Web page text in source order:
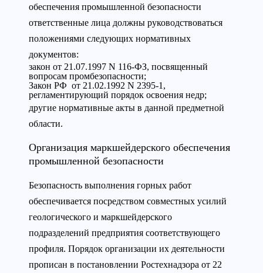
обеспечения промышленной безопасности
ответственные лица должны руководствоваться
положениями следующих нормативных
документов:
закон от 21.07.1997 N 116-ФЗ, посвященный
вопросам промбезопасности;
Закон РФ от 21.02.1992 N 2395-1,
регламентирующий порядок освоения недр;
другие нормативные акты в данной предметной
области.
Организация маркшейдерского обеспечения
промышленной безопасности
Безопасность выполнения горных работ
обеспечивается посредством совместных усилий
геологического и маркшейдерского
подразделений предприятия соответствующего
профиля. Порядок организации их деятельности
прописан в постановлении Ростехнадзора от 22